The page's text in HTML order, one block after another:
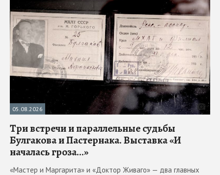
05.08.2026
Три встречи и параллельные судьбы
Булгакова и Пастернака. Выставка «И
началась гроза...»
«Мастер и Маргарита» и «Доктор Живаго» — два главных